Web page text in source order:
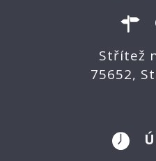
Střítež
75652,